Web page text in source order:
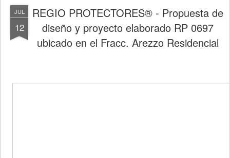
JUL
12
REGIO PROTECTORES® - Propuesta de
diseño y proyecto elaborado RP 0697
ubicado en el Fracc. Arezzo Residencial